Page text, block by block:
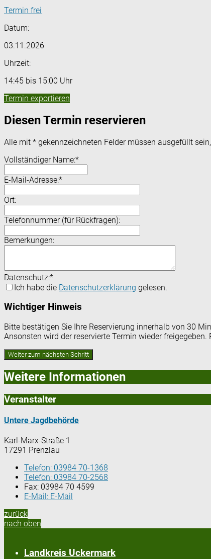
Termin frei
Datum:
03.11.2026
Uhrzeit:
14:45 bis 15:00 Uhr
Termin exportieren
Diesen Termin reservieren
Alle mit * gekennzeichneten Felder müssen ausgefüllt
Vollständiger Name:*
E-Mail-Adresse:*
Ort:
Telefonnummer (für Rückfragen):
Bemerkungen:
Datenschutz:*
Ich habe die Datenschutzerklärung gelesen.
Wichtiger Hinweis
Bitte bestätigen Sie Ihre Reservierung innerhalb von 30
Ansonsten wird der reservierte Termin wieder
Weitere Informationen
Veranstalter
Untere Jagdbehörde
Karl-Marx-Straße 1
17291 Prenzlau
Telefon: 03984 70-1368
Telefon: 03984 70-2568
Fax: 03984 70 4599
E-Mail: E-Mail
zurück
nach oben
Landkreis Uckermark